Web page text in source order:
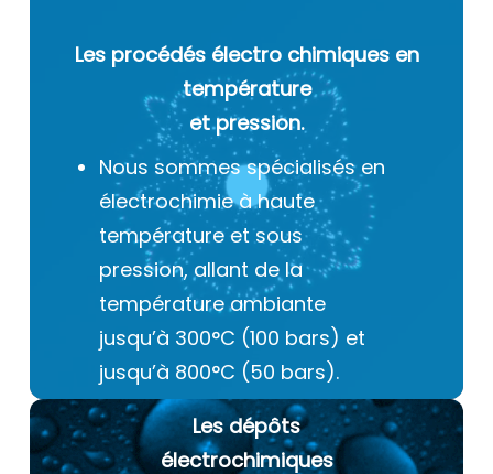
Les procédés électro chimiques en
température
et pression.
Nous sommes spécialisés en
électrochimie à haute
température et sous
pression, allant de la
température ambiante
jusqu’à 300°C (100 bars) et
jusqu’à 800°C (50 bars).
Les dépôts
électrochimiques